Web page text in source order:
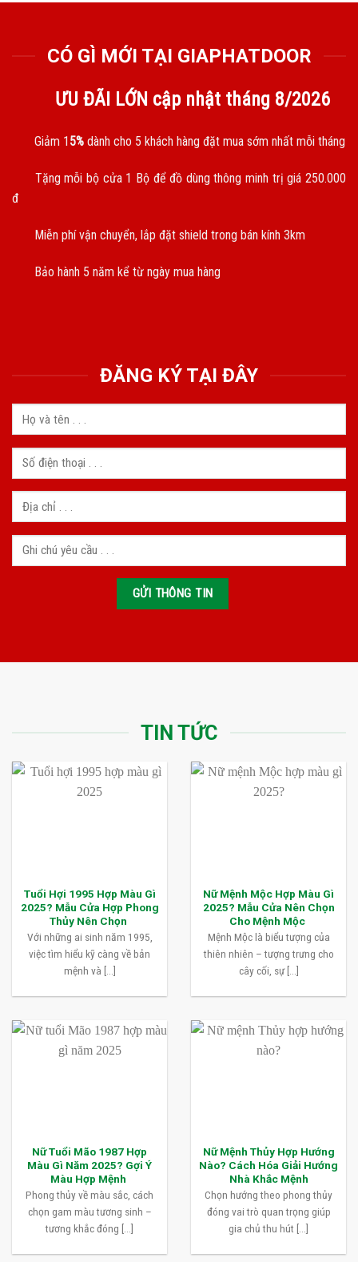
CÓ GÌ MỚI TẠI GIAPHATDOOR
ƯU ĐÃI LỚN cập nhật tháng 8/2026
Giảm 1 5% dành cho 5 khách hàng đặt mua sớm nhất mỗi tháng
Tặng mỗi bộ cửa 1 Bộ để đồ dùng thông minh trị giá 250.000
đ
Miễn phí vận chuyển, lắp đặt shield trong bán kính 3km
Bảo hành 5 năm kể từ ngày mua hàng
ĐĂNG KÝ TẠI ĐÂY
TIN TỨC
Tuổi Hợi 1995 Hợp Màu Gì
2025? Mẫu Cửa Hợp Phong
Thủy Nên Chọn
Với những ai sinh năm 1995,
việc tìm hiểu kỹ càng về bản
mệnh và [...]
Nữ Mệnh Mộc Hợp Màu Gì
2025? Mẫu Cửa Nên Chọn
Cho Mệnh Mộc
Mệnh Mộc là biểu tượng của
thiên nhiên – tượng trưng cho
cây cối, sự [...]
Nữ Tuổi Mão 1987 Hợp
Màu Gì Năm 2025? Gợi Ý
Màu Hợp Mệnh
Phong thủy về màu sắc, cách
chọn gam màu tương sinh –
tương khắc đóng [...]
Nữ Mệnh Thủy Hợp Hướng
Nào? Cách Hóa Giải Hướng
Nhà Khắc Mệnh
Chọn hướng theo phong thủy
đóng vai trò quan trọng giúp
gia chủ thu hút [...]